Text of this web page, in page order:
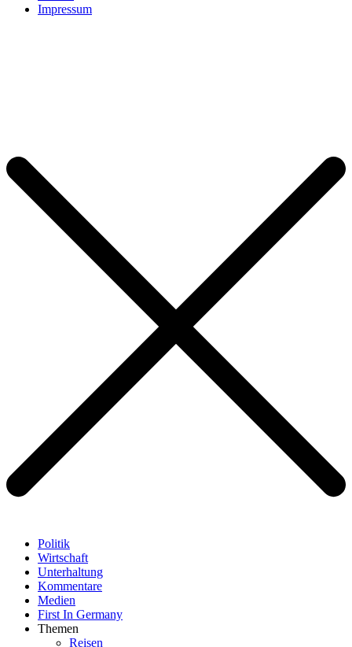
Impressum
Politik
Wirtschaft
Unterhaltung
Kommentare
Medien
First In Germany
Themen
Reisen